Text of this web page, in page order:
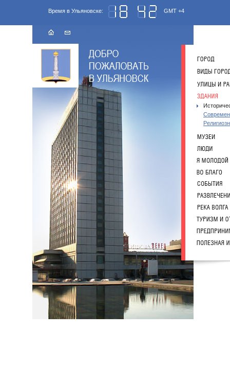
Время в Ульяновске: GMT +4